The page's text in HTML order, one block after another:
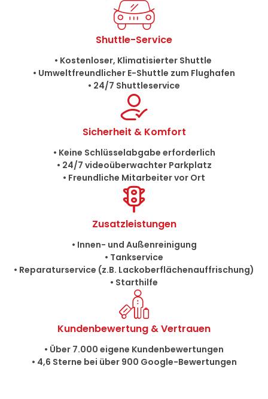
Shuttle-Service
• Kostenloser, Klimatisierter Shuttle
• Umweltfreundlicher E-Shuttle zum Flughafen
• 24/7 Shuttleservice
Sicherheit & Komfort
• Keine Schlüsselabgabe erforderlich
• 24/7 videoüberwachter Parkplatz
• Freundliche Mitarbeiter vor Ort
Zusatzleistungen
• Innen- und Außenreinigung
• Tankservice
• Reparaturservice (z.B. Lackoberflächenauffrischung)
• Starthilfe
Kundenbewertung & Vertrauen
• Über 7.000 eigene Kundenbewertungen
• 4,6 Sterne bei über 900 Google-Bewertungen